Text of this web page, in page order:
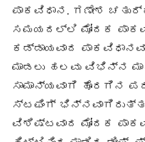
ಪಾಕವಿಧಾನ. ಗಣೇಶ
ಸಮಯದಲ್ಲಿ ಮೋದಕ
ಕಡ್ಡಾಯವಾದ
ಮಾಡಲು ಹಲವು ವಿಭಿನ್ನ
ಸಾಮಾನ್ಯವಾಗಿ ಹೊರಗಿನ
ಸ್ಟಫಿಂಗ್
ವಿಶಿಷ್ಟವಾದ ಮೋದಕ